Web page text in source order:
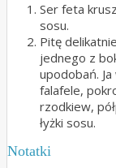
Ser feta
sosu.
Pitę
jednego z
upodobań. Ja
falafele,
rzodkiew,
łyżki sosu.
Notatki